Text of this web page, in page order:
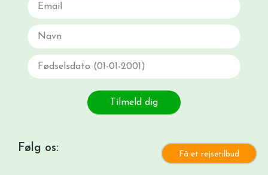
Navn
Fødselsdato
Tilmeld dig
Følg os:
Få et rejsetilbud